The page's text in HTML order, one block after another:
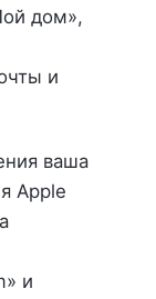
дом»,
и
ваша
Apple
и